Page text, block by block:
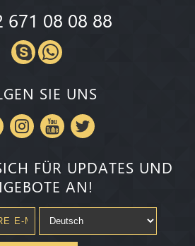
671 08 08 88
SIE UNS
FÜR UPDATES UND
AN!